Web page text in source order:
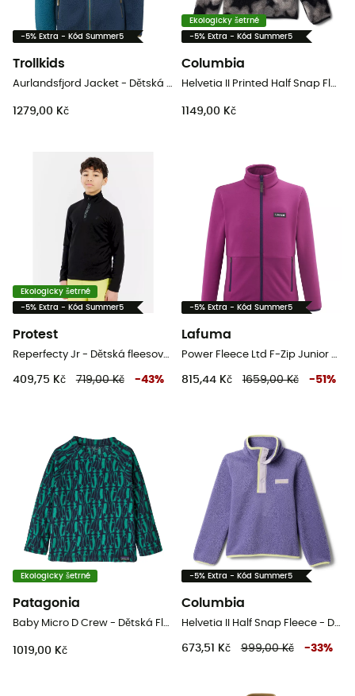
-5% Extra - Kód Summer5
Trollkids
1279,00 Kč
Ekologicky šetrné
-5% Extra - Kód Summer5
Columbia
1149,00 Kč
Ekologicky šetrné
-5% Extra - Kód Summer5
Protest
409,75 Kč 719,00 Kč -43%
-5% Extra - Kód Summer5
Lafuma
815,44 Kč 1659,00 Kč -51 %
Ekologicky šetrné
Patagonia
1019,00 Kč
-5% Extra - Kód Summer5
Columbia
673,51 Kč 999,00 Kč -33%